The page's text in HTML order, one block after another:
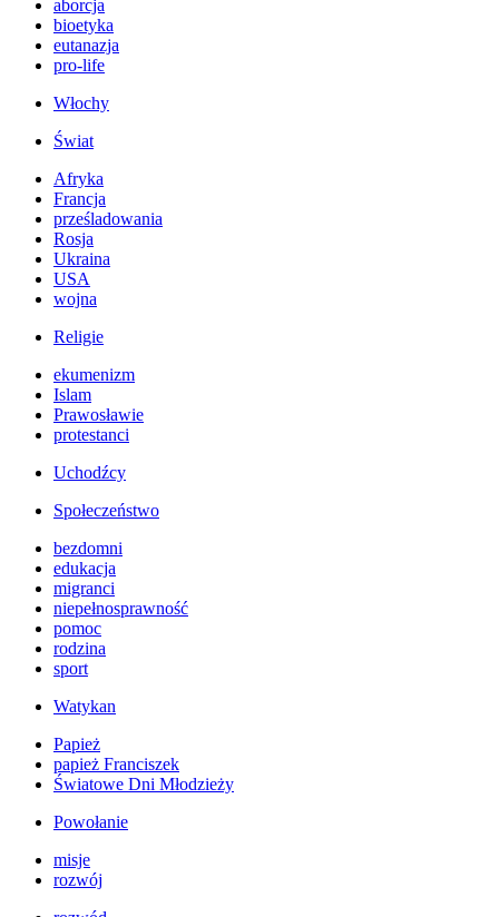
aborcja
bioetyka
eutanazja
pro-life
Włochy
Świat
Afryka
Francja
prześladowania
Rosja
Ukraina
USA
wojna
Religie
ekumenizm
Islam
Prawosławie
protestanci
Uchodźcy
Społeczeństwo
bezdomni
edukacja
migranci
niepełnosprawność
pomoc
rodzina
sport
Watykan
Papież
papież Franciszek
Światowe Dni Młodzieży
Powołanie
misje
rozwój